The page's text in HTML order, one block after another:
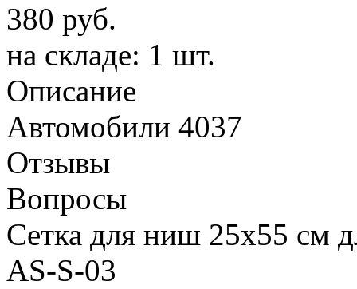
380 руб.
на складе: 1 шт.
Описание
Автомобили 4037
Отзывы
Вопросы
Сетка для ниш 25x55 см
AS-S-03